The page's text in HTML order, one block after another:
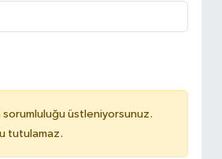
üstleniyorsunuz.
tutulamaz.